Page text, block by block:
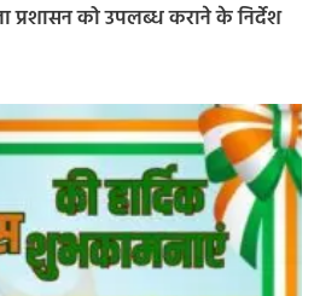
प्रशासन को उपलब्ध कराने के निर्देश